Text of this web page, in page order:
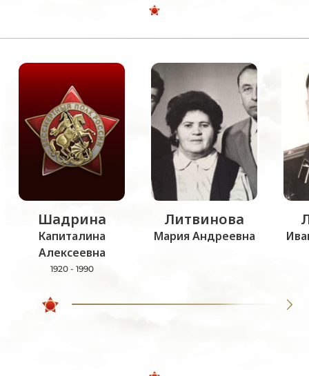
Шадрина
Капиталина
Алексеевна
1920 - 1990
Литвинова
Мария Андреевна